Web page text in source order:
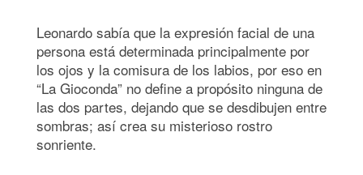
Leonardo sabía que la expresión facial de una
persona está determinada principalmente por
los ojos y la comisura de los labios, por eso en
“La Gioconda” no define a propósito ninguna de
las dos partes, dejando que se desdibujen entre
sombras; así crea su misterioso rostro
sonriente.